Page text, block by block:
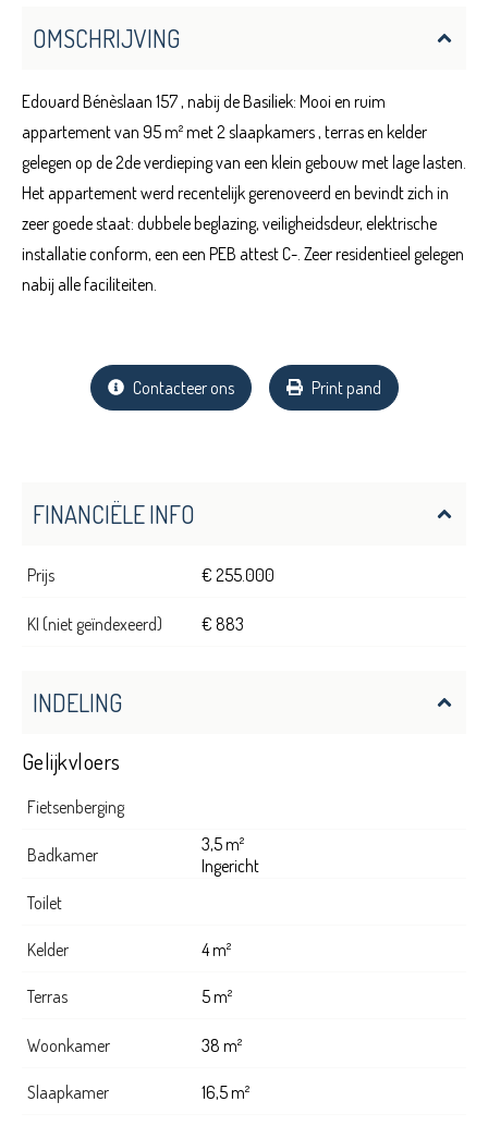
OMSCHRIJVING
Edouard Bénèslaan 157 , nabij de Basiliek: Mooi en ruim
appartement van 95 m² met 2 slaapkamers , terras en kelder
gelegen op de 2de verdieping van een klein gebouw met lage lasten.
Het appartement werd recentelijk gerenoveerd en bevindt zich in
zeer goede staat: dubbele beglazing, veiligheidsdeur, elektrische
installatie conform, een een PEB attest C-. Zeer residentieel gelegen
nabij alle faciliteiten.
Contacteer ons Print pand
FINANCIËLE INFO
Prijs € 255.000
KI (niet geïndexeerd) € 883
INDELING
Gelijkvloers
Fietsenberging
Badkamer
3,5 m²
Ingericht
Toilet
Kelder 4 m²
Terras 5 m²
Woonkamer 38 m²
Slaapkamer 16,5 m²